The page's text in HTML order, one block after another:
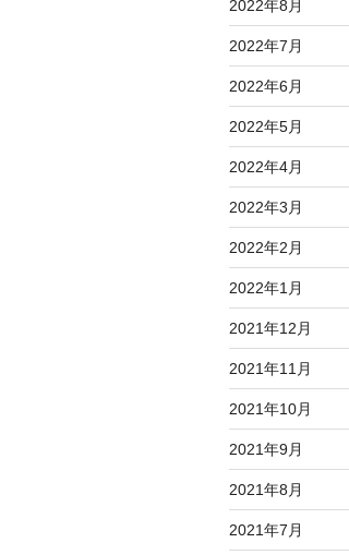
2022年8月
2022年7月
2022年6月
2022年5月
2022年4月
2022年3月
2022年2月
2022年1月
2021年12月
2021年11月
2021年10月
2021年9月
2021年8月
2021年7月